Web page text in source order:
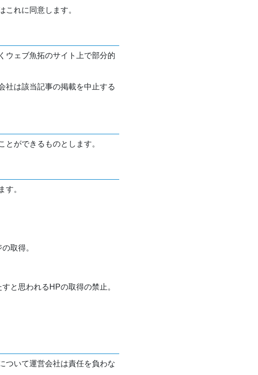
れに同意します。
ウェブ魚拓のサイト上で部分的
社は該当記事の掲載を中止する
ができるものとします。
す。
取得。
と思われるHPの取得の禁止。
ついて運営会社は責任を負わな